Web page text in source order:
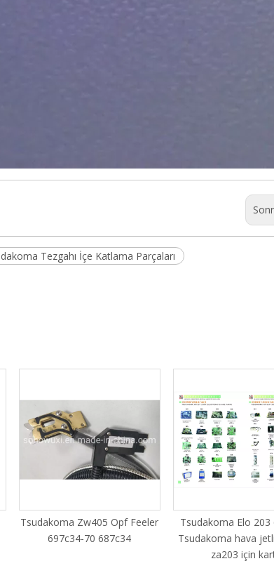
Tezgahı İçe Katlama Parçaları
Tsudakoma Zw405 Opf Feeler
697c34-70 687c34
Tsudakoma Elo 203
Tsudakoma hava
za203 için